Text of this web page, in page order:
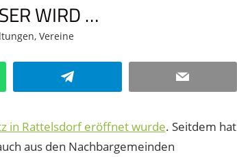
WIRD …
,Vereine
Telegram Email
in Rattelsdorf eröffnet wurde. Seitdem hat
aus den Nachbargemeinden